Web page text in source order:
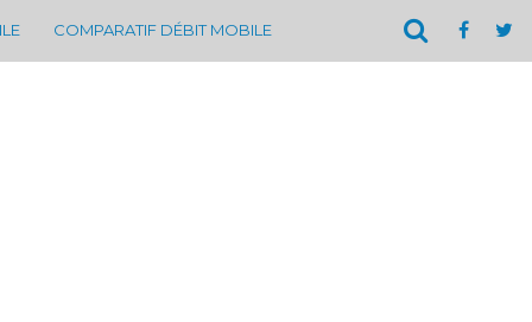
COMPARATIF DÉBIT MOBILE